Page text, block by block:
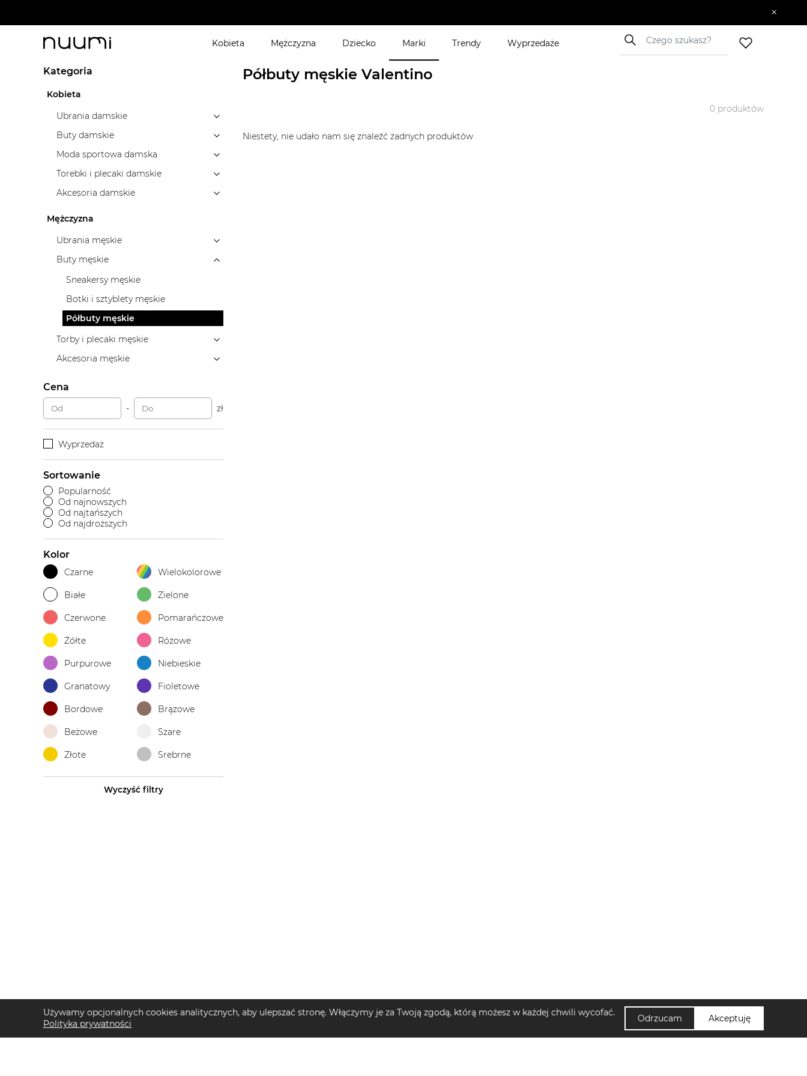
×
Kobieta Mężczyzna Dziecko Marki Trendy Wyprzedaże
nuumi.pl > Marki Półbuty męskie
Kategoria
Kobieta
Ubrania damskie
Buty damskie
Moda sportowa damska
Torebki i plecaki damskie
Akcesoria damskie
Mężczyzna
Ubrania męskie
Buty męskie
Sneakersy męskie
Botki i sztyblety męskie
Półbuty męskie
Torby i plecaki męskie
Akcesoria męskie
Cena
- zł
Wyprzedaż
Sortowanie
Popularność
Od najnowszych
Od najtańszych
Od najdroższych
Kolor
Czarne Wielokolorowe
Białe Zielone
Czerwone Pomarańczowe
Żółte Różowe
Purpurowe Niebieskie
Granatowy Fioletowe
Bordowe Brązowe
Beżowe Szare
Złote Srebrne
Wyczyść filtry
Półbuty męskie Valentino
0 produktów
Niestety, nie udało nam się znaleźć żadnych produktów
Używamy opcjonalnych cookies analitycznych, aby ulepszać stronę. Włączymy je za Twoją zgodą, którą możesz w każdej chwili wycofać.
Polityka prywatności
Odrzucam Akceptuję